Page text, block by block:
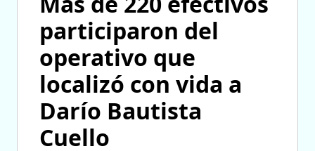
participaron del
operativo que
localizó con vida a
Darío Bautista
Cuello